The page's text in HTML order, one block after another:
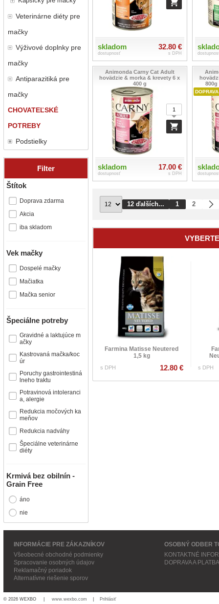
Veterinárne diéty pre
mačky
Výživové doplnky pre
mačky
Antiparazitiká pre
mačky
CHOVATEĽSKÉ
POTREBY
Podstielky
Filter
Štítok
Doprava zdarma
Akcia
iba skladom
Vek mačky
Dospelé mačky
Mačiatka
Mačka senior
Špeciálne potreby
Gravidné a laktujúce m
ačky
Kastrovaná mačka/koc
úr
Poruchy gastrointestiná
lneho traktu
Potravinová intoleranci
a, alergie
Redukcia močových ka
meňov
Redukcia nadváhy
Špeciálne veterinárne
diéty
Krmivá bez obilnín -
Grain Free
áno
nie
skladom
dostupnosť
32.80 €
s DPH
Animonda Carny Cat Adult
hovädzie & morka & krevety 6 x
400 g
skladom
dostupnosť
17.00 €
s DPH
800g
12 ďalších... 1 2
Farmina Matisse Neutered
1,5 kg
s DPH 12.80 € s DPH
INFORMÁCIE PRE ZÁKAZNÍKOV
Všeobecné obchodné podmienky
Spracovanie osobných údajov
Reklamačný poriadok
Alternatívne riešenie sporov
OSOBNÝ ODBER
KONTAKTNÉ
DOPRAVA A PLATBA
© 2026 WEXBO | www.wexbo.com Prihlásiť